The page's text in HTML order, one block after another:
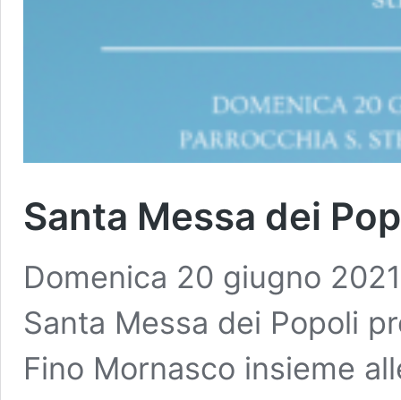
Santa Messa dei
Domenica 20 giugno
Santa Messa dei Popoli
Fino Mornasco insieme